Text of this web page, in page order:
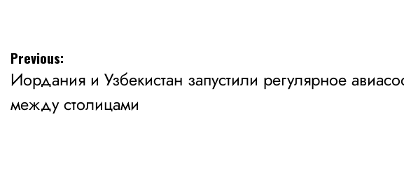
Навигация
по
записям
Previous:
Иордания и Узбекистан запустили регулярное
между столицами